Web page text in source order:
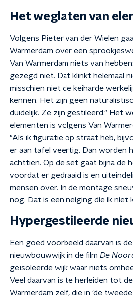
Het weglaten van
Volgens Pieter van der Wielen
Warmerdam over een
Van Warmerdam niets van
gezegd niet. Dat klinkt helemaal
misschien niet de keiharde
kennen. Het zijn geen
duidelijk. Ze zijn gestileerd." Het
elementen is volgens Van
"Als ik figuratie op straat heb,
er aan tafel veertig. Dan worden
achttien. Op de set gaat bijna de
voordat er gedraaid is en
mensen over. In de montage
nog. Dat is een neiging die ik niet
Hypergestileerde
Een goed voorbeeld daarvan is
nieuwbouwwijk in de film De
geïsoleerde wijk waar niets
Veel daarvan is te herleiden tot
Warmerdam zelf, die in 'de